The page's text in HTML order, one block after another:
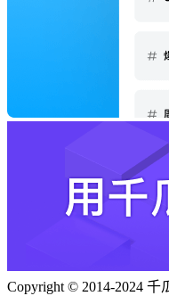
Copyright © 2014-2024 千